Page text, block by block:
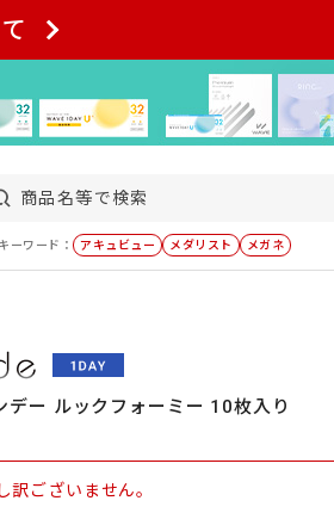
ーワード： アキュビュー メダリスト メガネ
デー ルックフォーミー 10枚入り
訳ございません。